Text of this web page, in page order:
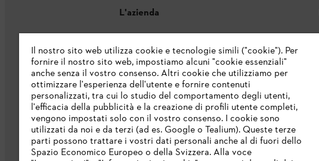
L'azienda
Catalogo
Informazioni per i fornitori
Sistema di denuncia STIHL
Il nostro sito web utilizza cookie e tecnologie simili ("cookie"). Per
fornire il nostro sito web, impostiamo alcuni "cookie essenziali"
anche senza il vostro consenso. Altri cookie che utilizziamo per
ottimizzare l'esperienza dell'utente e fornire contenuti
personalizzati, tra cui lo studio del comportamento degli utenti,
l'efficacia della pubblicità e la creazione di profili utente completi,
vengono impostati solo con il vostro consenso. I cookie sono
utilizzati da noi e da terzi (ad es. Google o Tealium). Queste terze
parti possono trattare i vostri dati personali anche al di fuori dello
Spazio Economico Europeo o della Svizzera. Alla voce